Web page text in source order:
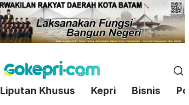
Liputan Khusus Kepri Bisnis